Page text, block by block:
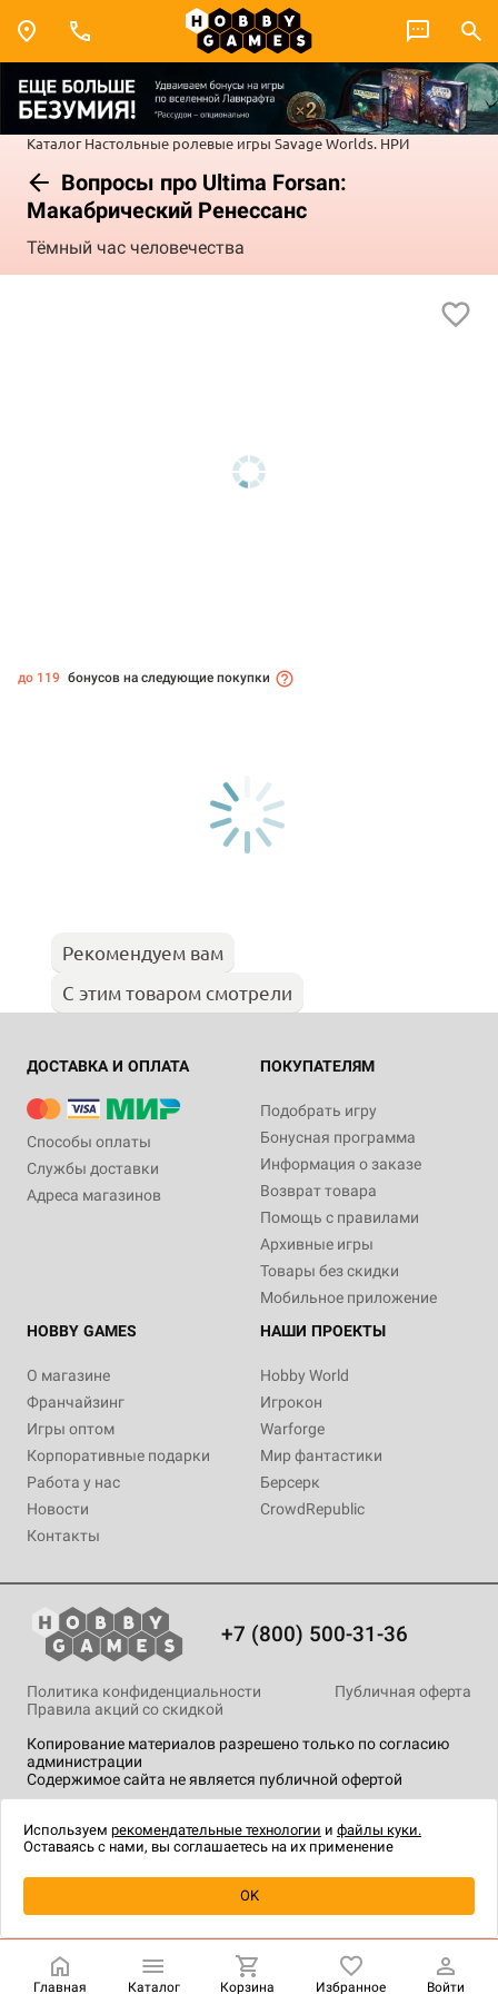
Каталог Настольные ролевые игры Savage Worlds. НРИ
Вопросы про Ultima Forsan:
Макабрический Ренессанс
Тёмный час человечества
Уведомить о наличии
до 119 бонусов на следующие покупки
Рекомендуем вам
С этим товаром смотрели
ДОСТАВКА И ОПЛАТА
Способы оплаты
Службы доставки
Адреса магазинов
ПОКУПАТЕЛЯМ
Подобрать игру
Бонусная программа
Информация о заказе
Возврат товара
Помощь с правилами
Архивные игры
Товары без скидки
Мобильное приложение
HOBBY GAMES
О магазине
Франчайзинг
Игры оптом
Корпоративные подарки
Работа у нас
Новости
Контакты
НАШИ ПРОЕКТЫ
Hobby World
Игрокон
Warforge
Мир фантастики
Берсерк
CrowdRepublic
+7 (800) 500-31-36
Копирование материалов разрешено только по согласию
администрации
Содержимое сайта не является публичной офертой
Политика конфиденциальности
Публичная оферта
Правила акций со скидкой
технологии.
Главная Каталог Корзина Избранное Войти
Используем рекомендательные технологии и файлы куки.
Оставаясь с нами, вы соглашаетесь на их применение
OK